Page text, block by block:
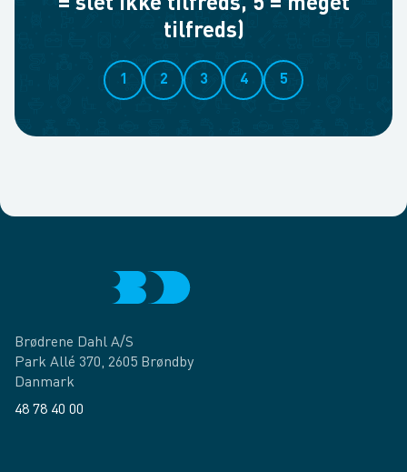
= slet ikke tilfreds, 5 = meget
tilfreds)
1 2 3 4 5
Brødrene Dahl A/S
Park Allé 370, 2605 Brøndby
Danmark
48 78 40 00